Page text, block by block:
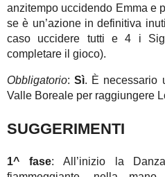
anzitempo uccidendo Emma e
se è un’azione in definitiva
caso uccidere tutti e 4 i
completare il gioco).
Obbligatorio:Sì. È necessario
Valle Boreale per raggiungere
SUGGERIMENTI
1^ fase: All’inizio la